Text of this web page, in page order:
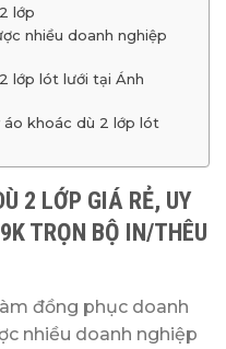
lớp
nhiều doanh nghiệp
lớp lót lưới tại Ánh
khoác dù 2 lớp lót
2 LỚP GIÁ RẺ, UY
TRỌN BỘ IN/THÊU
đồng phục doanh
nhiều doanh nghiệp